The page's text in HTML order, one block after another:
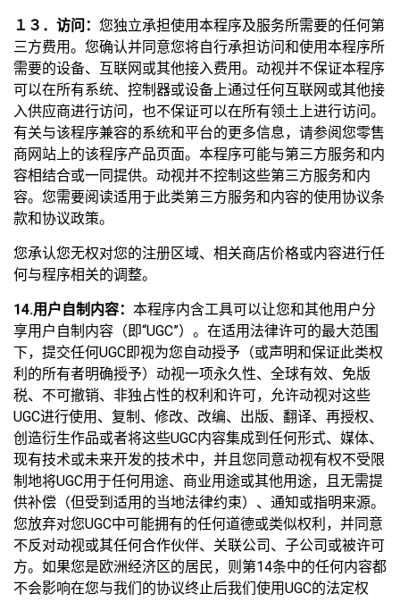
１３．访问： 您独立承担使用本程序及服务所需要的任何第
三方费用。您确认并同意您将自行承担访问和使用本程序所
需要的设备、互联网或其他接入费用。动视并不保证本程序
可以在所有系统、控制器或设备上通过任何互联网或其他接
入供应商进行访问，也不保证可以在所有领土上进行访问。
有关与该程序兼容的系统和平台的更多信息，请参阅您零售
商网站上的该程序产品页面。本程序可能与第三方服务和内
容相结合或一同提供。动视并不控制这些第三方服务和内
容。您需要阅读适用于此类第三方服务和内容的使用协议条
款和协议政策。
您承认您无权对您的注册区域、相关商店价格或内容进行任
何与程序相关的调整。
14.用户自制内容： 本程序内含工具可以让您和其他用户分
享用户自制内容（即“UGC”）。在适用法律许可的最大范围
下，提交任何UGC即视为您自动授予（或声明和保证此类权
利的所有者明确授予）动视一项永久性、全球有效、免版
税、不可撤销、非独占性的权利和许可，允许动视对这些
UGC进行使用、复制、修改、改编、出版、翻译、再授权、
创造衍生作品或者将这些UGC内容集成到任何形式、媒体、
现有技术或未来开发的技术中，并且您同意动视有权不受限
制地将UGC用于任何用途、商业用途或其他用途，且无需提
供补偿（但受到适用的当地法律约束）、通知或指明来源。
您放弃对您UGC中可能拥有的任何道德或类似权利，并同意
不反对动视或其任何合作伙伴、关联公司、子公司或被许可
方。如果您是欧洲经济区的居民，则第14条中的任何内容都
不会影响在您与我们的协议终止后我们使用UGC的法定权